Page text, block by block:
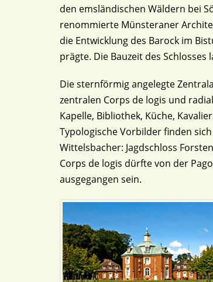
den emsländischen Wäldern bei
renommierte Münsteraner
die Entwicklung des Barock im
prägte. Die Bauzeit des Schlosses
Die sternförmig angelegte
zentralen Corps de logis und
Kapelle, Bibliothek, Küche,
Typologische Vorbilder finden
Wittelsbacher: Jagdschloss
Corps de logis dürfte von der
ausgegangen sein.